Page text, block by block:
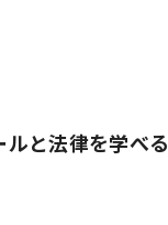
と法律を学べる